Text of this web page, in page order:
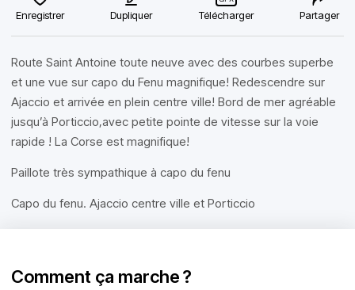
Enregistrer Dupliquer Télécharger Partager
Route Saint Antoine toute neuve avec des courbes superbe
et une vue sur capo du Fenu magnifique! Redescendre sur
Ajaccio et arrivée en plein centre ville! Bord de mer agréable
jusqu’à Porticcio,avec petite pointe de vitesse sur la voie
rapide ! La Corse est magnifique!
Paillote très sympathique à capo du fenu
Capo du fenu. Ajaccio centre ville et Porticcio
Comment ça marche ?